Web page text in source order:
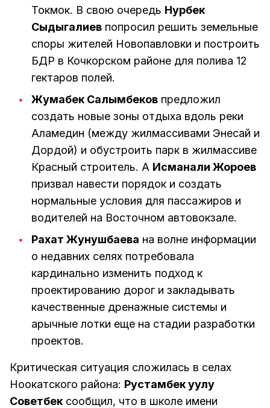
Токмок. В свою очередь Нурбек
Сыдыгалиев попросил решить земельные
споры жителей Новопавловки и построить
БДР в Кочкорском районе для полива 12
гектаров полей.
Жумабек Салымбеков предложил
создать новые зоны отдыха вдоль реки
Аламедин (между жилмассивами Энесай и
Дордой) и обустроить парк в жилмассиве
Красный строитель. А Исманали Жороев
призвал навести порядок и создать
нормальные условия для пассажиров и
водителей на Восточном автовокзале.
Рахат Жунушбаева на волне информации
о недавних селях потребовала
кардинально изменить подход к
проектированию дорог и закладывать
качественные дренажные системы и
арычные лотки еще на стадии разработки
проектов.
Критическая ситуация сложилась в селах
Ноокатского района: Рустамбек уулу
Советбек сообщил, что в школе имени